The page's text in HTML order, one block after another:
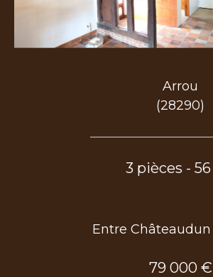
Arrou
(28290)
3 pièces -
Entre
79 000 €
COUPS DE COEUR EXCLUSIVITÉS
Rechercher